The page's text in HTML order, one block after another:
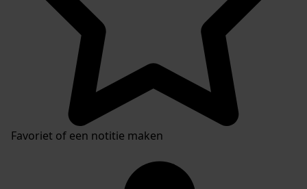
Favoriet of een notitie maken